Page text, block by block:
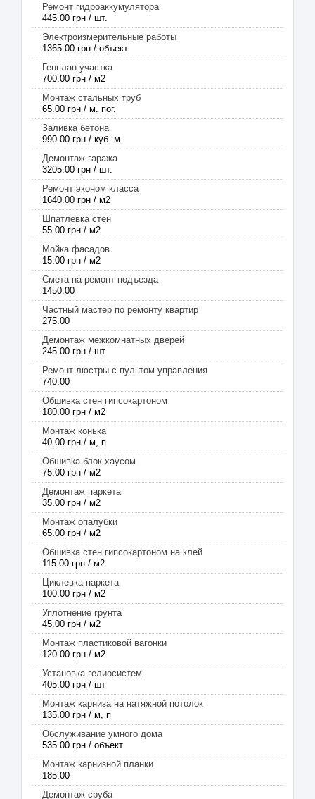
Ремонт гидроаккумулятора
445.00 грн / шт.
Электроизмерительные работы
1365.00 грн / объект
Генплан участка
700.00 грн / м2
Монтаж стальных труб
65.00 грн / м. пог.
Заливка бетона
990.00 грн / куб. м
Демонтаж гаража
3205.00 грн / шт.
Ремонт эконом класса
1640.00 грн / м2
Шпатлевка стен
55.00 грн / м2
Мойка фасадов
15.00 грн / м2
Смета на ремонт подъезда
1450.00
Частный мастер по ремонту квартир
275.00
Демонтаж межкомнатных дверей
245.00 грн / шт
Ремонт люстры с пультом управления
740.00
Обшивка стен гипсокартоном
180.00 грн / м2
Монтаж конька
40.00 грн / м, п
Обшивка блок-хаусом
75.00 грн / м2
Демонтаж паркета
35.00 грн / м2
Монтаж опалубки
65.00 грн / м2
Обшивка стен гипсокартоном на клей
115.00 грн / м2
Циклевка паркета
100.00 грн / м2
Уплотнение грунта
45.00 грн / м2
Монтаж пластиковой вагонки
120.00 грн / м2
Установка гелиосистем
405.00 грн / шт
Монтаж карниза на натяжной потолок
135.00 грн / м, п
Обслуживание умного дома
535.00 грн / объект
Монтаж карнизной планки
185.00
Демонтаж сруба